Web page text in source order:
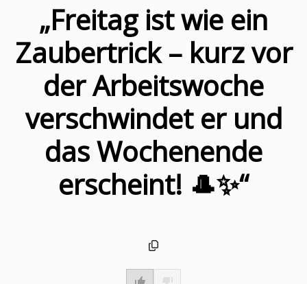
„Freitag ist wie ein
Zaubertrick – kurz vor
der Arbeitswoche
verschwindet er und
das Wochenende
erscheint! 🎩✨“